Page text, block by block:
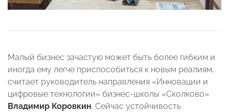
Малый бизнес зачастую может быть более гибким и
иногда ему легче приспособиться к новым реалиям,
считает руководитель направления «Инновации и
цифровые технологии» бизнес-школы «Сколково»
Владимир Коровкин. Сейчас устойчивость